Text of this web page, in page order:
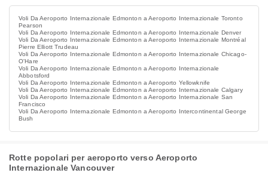
Voli Da Aeroporto Internazionale Edmonton a Aeroporto Internazionale Toronto
Pearson
Voli Da Aeroporto Internazionale Edmonton a Aeroporto Internazionale Denver
Voli Da Aeroporto Internazionale Edmonton a Aeroporto Internazionale Montréal
Pierre Elliott Trudeau
Voli Da Aeroporto Internazionale Edmonton a Aeroporto Internazionale Chicago-
O'Hare
Voli Da Aeroporto Internazionale Edmonton a Aeroporto Internazionale
Abbotsford
Voli Da Aeroporto Internazionale Edmonton a Aeroporto Yellowknife
Voli Da Aeroporto Internazionale Edmonton a Aeroporto Internazionale Calgary
Voli Da Aeroporto Internazionale Edmonton a Aeroporto Internazionale San
Francisco
Voli Da Aeroporto Internazionale Edmonton a Aeroporto Intercontinental George
Bush
Rotte popolari per aeroporto verso Aeroporto
Internazionale Vancouver